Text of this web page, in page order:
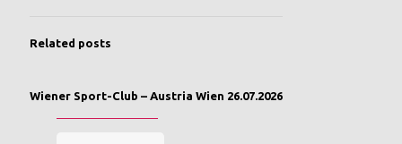
Related posts
Wiener Sport-Club – Austria Wien 26.07.2026